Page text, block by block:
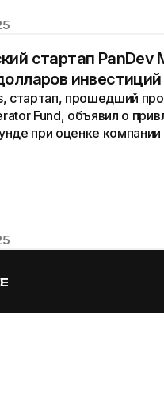
стартап PanDev
инвестиций
стартап, прошедший
Fund, объявил о
при оценке